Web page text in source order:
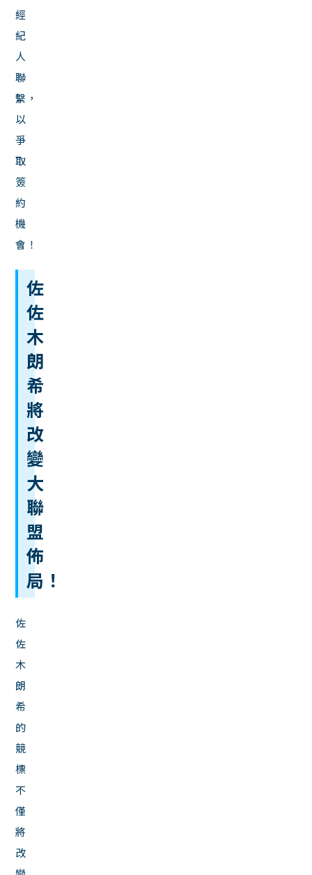
經
紀
人
聯
繫，
以
爭
取
簽
約
機
會！
佐
佐
木
朗
希
將
改
變
大
聯
盟
佈
局！
佐
佐
木
朗
希
的
競
標
不
僅
將
改